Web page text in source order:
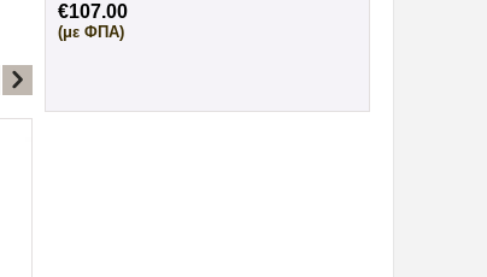
107.00
(με ΦΠΑ)